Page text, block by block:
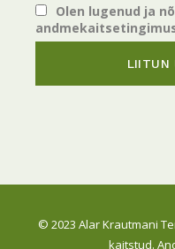
Olen lugenud ja
© 2023 Alar Krautmani
kaitstud.